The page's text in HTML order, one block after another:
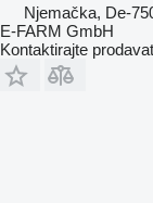
Njemačka, De-
E-FARM GmbH
Kontaktirajte